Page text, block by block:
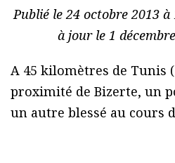
Publié le 24 octobre 2013
à jour le 1
A 45 kilomètres de Tunis
proximité de Bizerte, un
un autre blessé au cours